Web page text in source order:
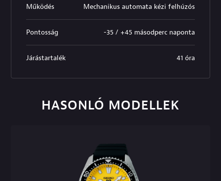
Működés Mechanikus automata kézi felhúzós
Pontosság -35 / +45 másodperc naponta
Járástartalék 41 óra
HASONLÓ MODELLEK